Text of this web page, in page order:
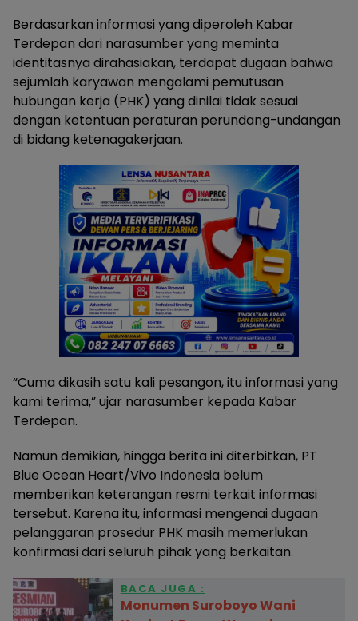
Berdasarkan informasi yang diperoleh Kabar
Terdepan dari narasumber yang meminta
identitasnya dirahasiakan, terdapat dugaan bahwa
sejumlah karyawan mengalami pemutusan
hubungan kerja (PHK) yang dinilai tidak sesuai
dengan ketentuan peraturan perundang-undangan
di bidang ketenagakerjaan.
“Cuma dikasih satu kali pesangon, itu informasi yang
kami terima,” ujar narasumber kepada Kabar
Terdepan.
Namun demikian, hingga berita ini diterbitkan, PT
Blue Ocean Heart/Vivo Indonesia belum
memberikan keterangan resmi terkait informasi
tersebut. Karena itu, informasi mengenai dugaan
pelanggaran prosedur PHK masih memerlukan
konfirmasi dari seluruh pihak yang berkaitan.
BACA JUGA :
Monumen Suroboyo Wani